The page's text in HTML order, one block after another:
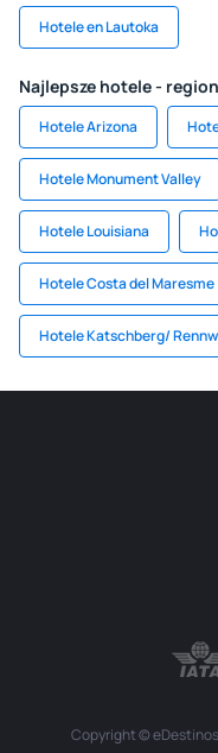
Hotele en Lautoka
Najlepsze hotele -
Hotele Arizona
Hotele Monument Valley
Hotele Louisiana
Hotele Costa del Maresme
Hotele Katschberg/
Copyright ©